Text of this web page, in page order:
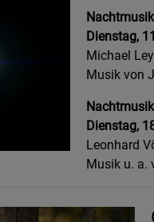
Dienstag,
Michael
Musik von
Dienstag,
Leonhard
Musik u. a.